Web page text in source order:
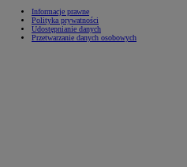
Informacje prawne
Polityka prywatności
Udostępnianie danych
Przetwarzanie danych osobowych